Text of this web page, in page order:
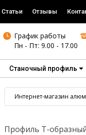
Статьи Отзывы
График работы
Пн - Пт: 9.00 - 17.00
Станочный профиль
Интернет-магазин
Профиль Т-